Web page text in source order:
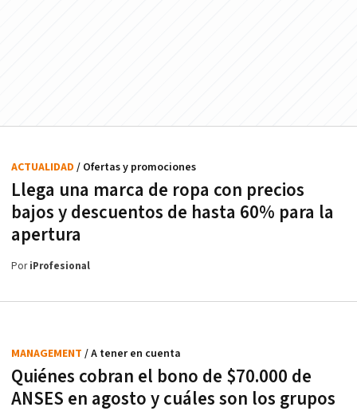
Llega una marca de ropa con precios
bajos y descuentos de hasta 60% para la
apertura
ACTUALIDAD / Ofertas y promociones
PoriProfesional
Quiénes cobran el bono de $70.000 de
ANSES en agosto y cuáles son los grupos
MANAGEMENT / A tener en cuenta